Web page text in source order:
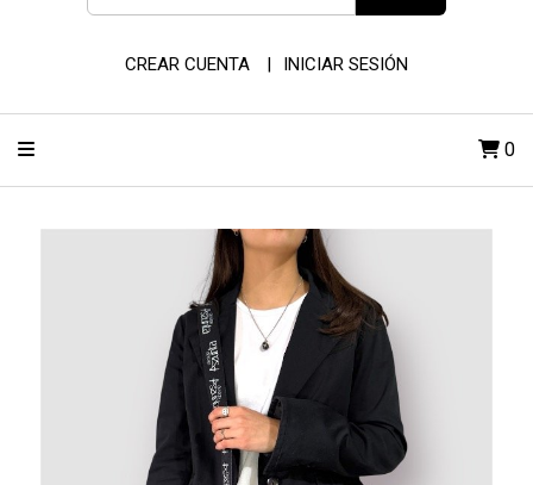
CREAR CUENTA INICIAR SESIÓN
0